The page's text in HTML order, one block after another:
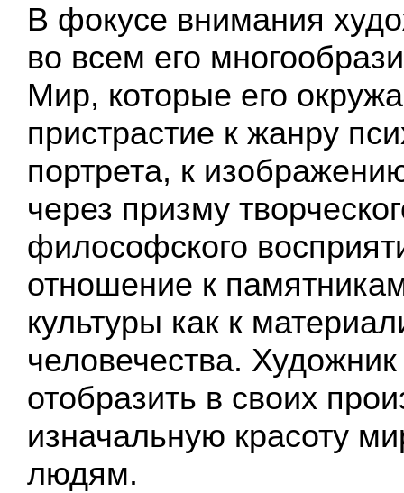
В фокусе внимания
во всем его
Мир, которые его
пристрастие к жанру
портрета, к
через призму
философского
отношение к
культуры как к
человечества.
отобразить в своих
изначальную красоту
людям.